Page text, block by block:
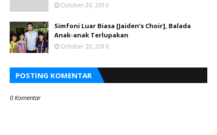
October 20, 2010
Simfoni Luar Biasa [Jaiden’s Choir], Balada
Anak-anak Terlupakan
October 20, 2010
POSTING KOMENTAR
0 Komentar